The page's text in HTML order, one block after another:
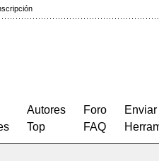
Autores
Top
Foro
FAQ